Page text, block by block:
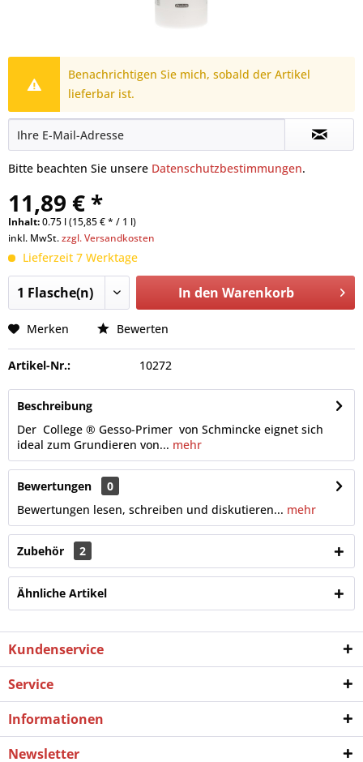
Benachrichtigen Sie mich, sobald der Artikel
lieferbar ist.
Bitte beachten Sie unsere Datenschutzbestimmungen.
11,89 € *
Inhalt:0.75 l (15,85 € * / 1 l)
inkl. MwSt.zzgl. Versandkosten
Lieferzeit 7 Werktage
In den Warenkorb
Merken Bewerten
Artikel-Nr.: 10272
Beschreibung
Der College ® Gesso-Primer von Schmincke eignet sich
ideal zum Grundieren von... mehr
Bewertungen
0
Bewertungen lesen, schreiben und diskutieren... mehr
Zubehör 2
Ähnliche Artikel
Kundenservice
Service
Informationen
Newsletter